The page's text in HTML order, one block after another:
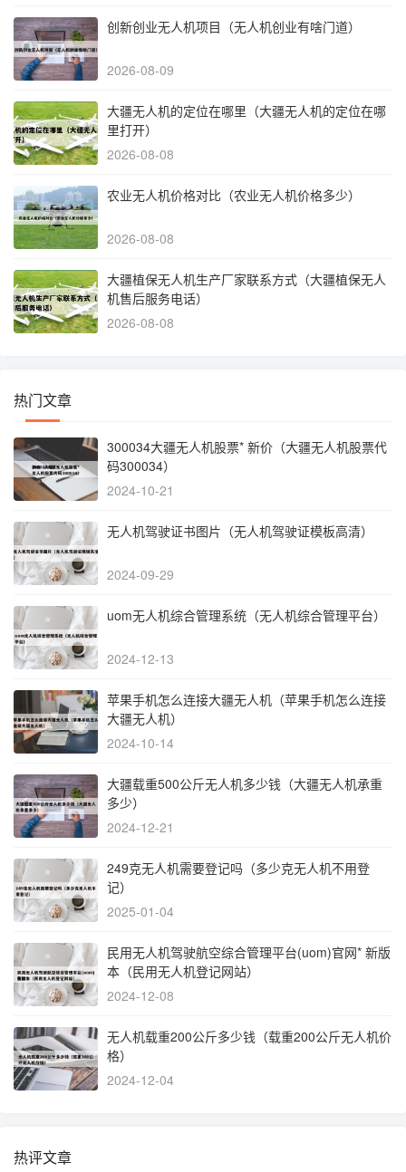
创新创业无人机项目（无人机创业有啥门道）
2026-08-09
大疆无人机的定位在哪里（大疆无人机的定位在哪
里打开）
2026-08-08
农业无人机价格对比（农业无人机价格多少）
2026-08-08
大疆植保无人机生产厂家联系方式（大疆植保无人
机售后服务电话）
2026-08-08
热门文章
300034大疆无人机股票* 新价（大疆无人机股票代
码300034）
2024-10-21
无人机驾驶证书图片（无人机驾驶证模板高清）
2024-09-29
uom无人机综合管理系统（无人机综合管理平台）
2024-12-13
苹果手机怎么连接大疆无人机（苹果手机怎么连接
大疆无人机）
2024-10-14
大疆载重500公斤无人机多少钱（大疆无人机承重
多少）
2024-12-21
249克无人机需要登记吗（多少克无人机不用登
记）
2025-01-04
民用无人机驾驶航空综合管理平台(uom)官网* 新版
本（民用无人机登记网站）
2024-12-08
无人机载重200公斤多少钱（载重200公斤无人机价
格）
2024-12-04
热评文章